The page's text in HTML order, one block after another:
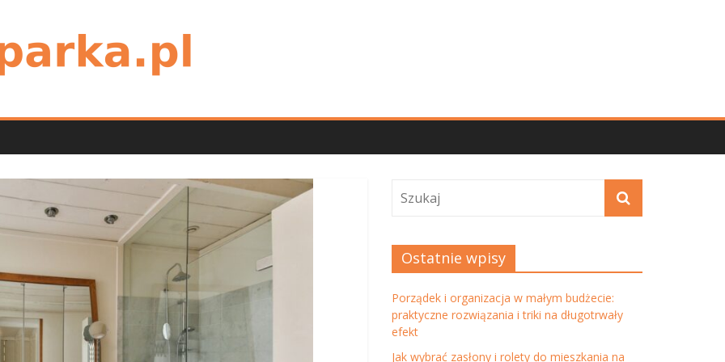
Ostatnie wpisy
Porządek i organizacja w małym budżecie:
praktyczne rozwiązania i triki na długotrwały
efekt
Jak wybrać zasłony i rolety do mieszkania na